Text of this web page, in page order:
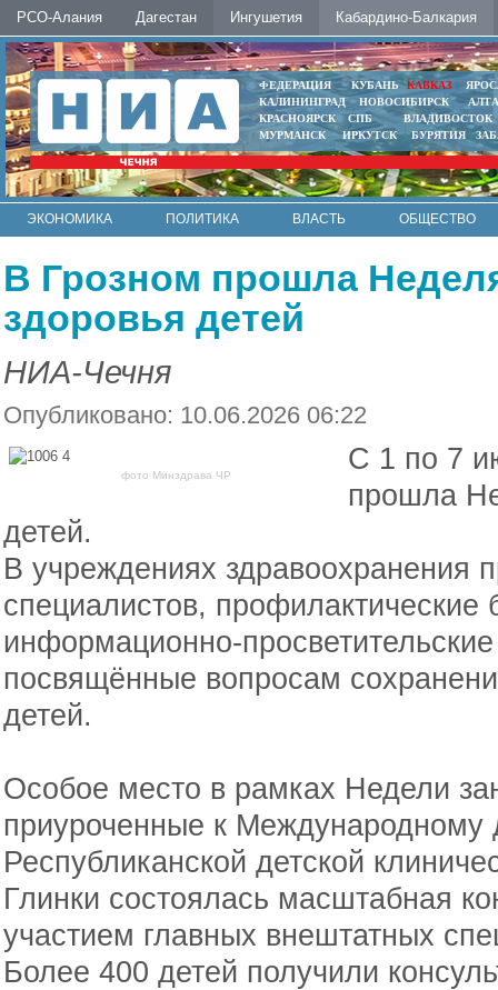
РСО-Алания Дагестан Ингушетия Кабардино-Балкария
ФЕДЕРАЦИЯ КУБАНЬ КАВКАЗ
КАЛИНИНГРАД
НОВОСИБИРСК
КРАСНОЯРСК
СПБ
ВЛАДИВОСТОК
МУРМАНСК
ИРКУТСК БУРЯТИЯ
ЭКОНОМИКА ПОЛИТИКА ВЛАСТЬ
ОБЩЕСТВО
В Грозном прошла
здоровья детей
НИА-Чечня
Опубликовано: 10.06.2026 06:22
фото Минздрава ЧР
С 1 по 7
прошла
детей.
В учреждениях здравоохранения
специалистов,
информационно-
посвящённые вопросам
детей.
Особое место в рамках Недели
приуроченные к
Республиканской детской
Глинки состоялась масштабная
участием главных внештатных
Более 400 детей получили